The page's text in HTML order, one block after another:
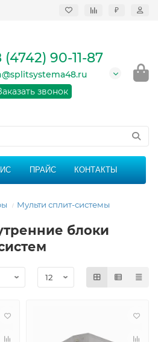
₽
в
области
работы: 9:00 -
перерыва и
(4742) 90-11-87
звонок
ПРАЙС КОНТАКТЫ
Мульти сплит-системы
блоки